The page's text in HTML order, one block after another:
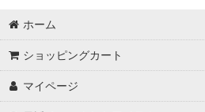
ホーム
ショッピングカート
マイページ